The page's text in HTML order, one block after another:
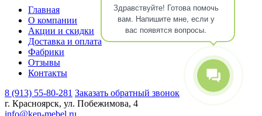
Здравствуйте! Готова помочь
вам. Напишите мне, если у
вас появятся вопросы.
Главная
О компании
Акции и скидки
Доставка и оплата
Фабрики
Отзывы
Контакты
8 (913) 55-80-281 Заказать обратный звонок
г. Красноярск, ул. Побежимова, 4
info@ken-mebel.ru